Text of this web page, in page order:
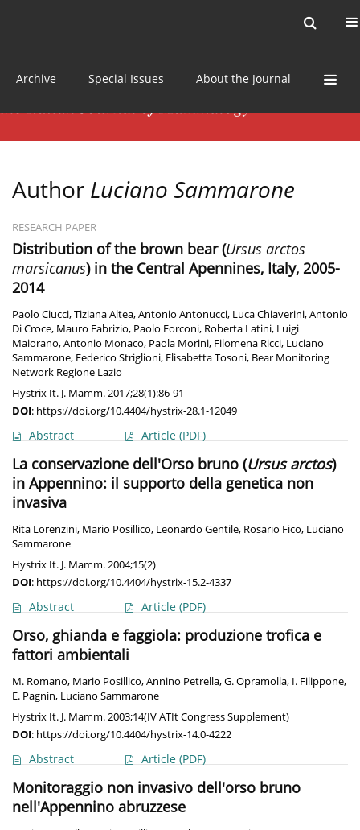
Archive Special Issues About the Journal
Author Luciano Sammarone
RESEARCH PAPER
Distribution of the brown bear (Ursus arctos
marsicanus) in the Central Apennines, Italy, 2005-
2014
Paolo Ciucci,Tiziana Altea,Antonio Antonucci, Luca Chiaverini,Antonio
Di Croce, Mauro Fabrizio, Paolo Forconi, Roberta Latini, Luigi
Maiorano,Antonio Monaco, Paola Morini, Filomena Ricci, Luciano
Sammarone, Federico Striglioni, Elisabetta Tosoni, Bear Monitoring
Network Regione Lazio
Hystrix It. J. Mamm. 2017;28(1):86-91
DOI: https://doi.org/10.4404/hystrix-28.1-12049
Abstract Article (PDF)
La conservazione dell'Orso bruno (Ursus arctos)
in Appennino: il supporto della genetica non
invasiva
Rita Lorenzini, Mario Posillico, Leonardo Gentile, Rosario Fico, Luciano
Sammarone
Hystrix It. J. Mamm. 2004;15(2)
DOI: https://doi.org/10.4404/hystrix-15.2-4337
Abstract Article (PDF)
Orso, ghianda e faggiola: produzione trofica e
fattori ambientali
M. Romano, Mario Posillico,Annino Petrella,G. Opramolla, I. Filippone,
E. Pagnin, Luciano Sammarone
Hystrix It. J. Mamm. 2003;14(IV ATIt Congress Supplement)
DOI: https://doi.org/10.4404/hystrix-14.0-4222
Abstract Article (PDF)
Monitoraggio non invasivo dell'orso bruno
nell'Appennino abruzzese